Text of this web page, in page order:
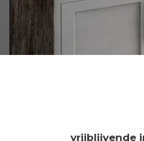
vrijblijvende